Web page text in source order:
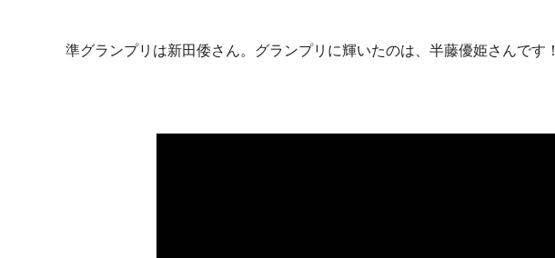
準グランプリは新田倭さん。グランプリに輝いたのは、半藤優姫さんです！